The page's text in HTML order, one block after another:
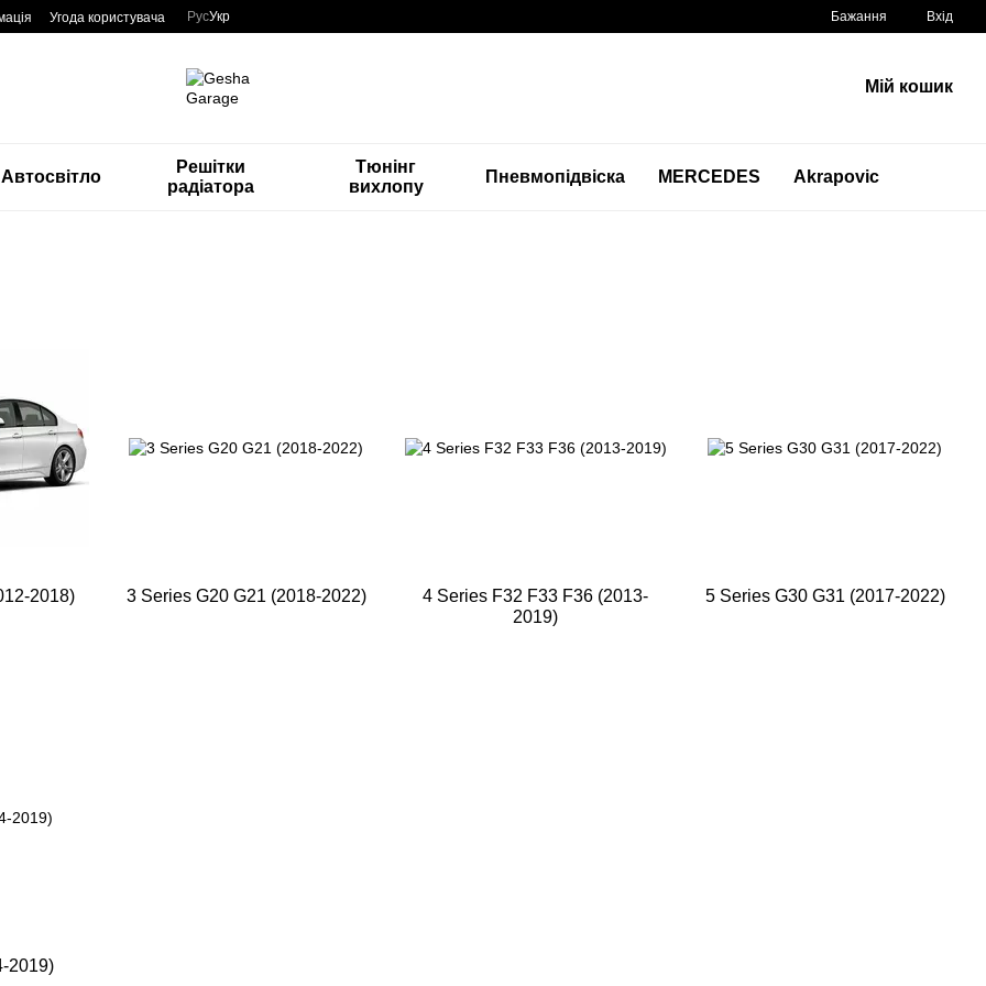
Угода користувача РусУкр Бажання Вхід
Мій кошик
Автосвітло
Решітки
радіатора
Тюнінг
вихлопу
Пневмопідвіска MERCEDES Akrapovic
2018) 3 Series G20 G21 (2018-2022)
4 Series F32 F33 F36 (2013-
2019)
5 Series G30 G31 (2017-2022)
2019)